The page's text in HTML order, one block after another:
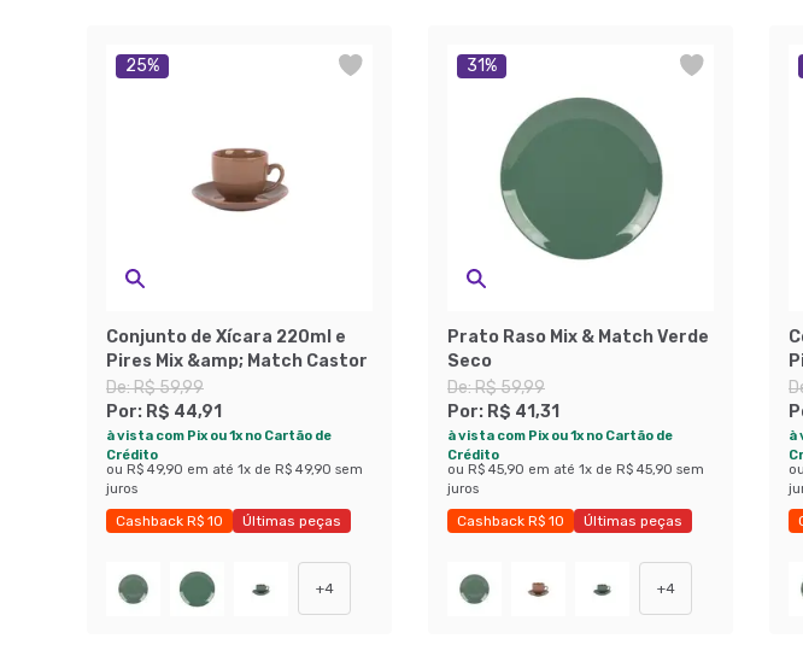
25%
Conjunto de Xícara 220ml e
Pires Mix &amp; Match Castor
De:R$ 59,99
Por: R$ 44,91
à vista com Pix ou 1x no Cartão de
Crédito
ou R$ 49,90 em até 1x de R$ 49,90 sem
juros
Cashback R$ 10
Últimas peças
+4
31%
Prato Raso Mix & Match Verde
Seco
De:R$ 59,99
Por: R$ 41,31
à vista com Pix ou 1x no Cartão de
Crédito
ou R$ 45,90 em até 1x de R$ 45,90 sem
juros
Cashback R$ 10
Últimas peças
+4
à
ou